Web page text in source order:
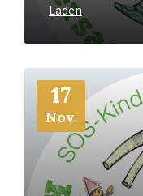
Laden
17
Nov.
Mehr